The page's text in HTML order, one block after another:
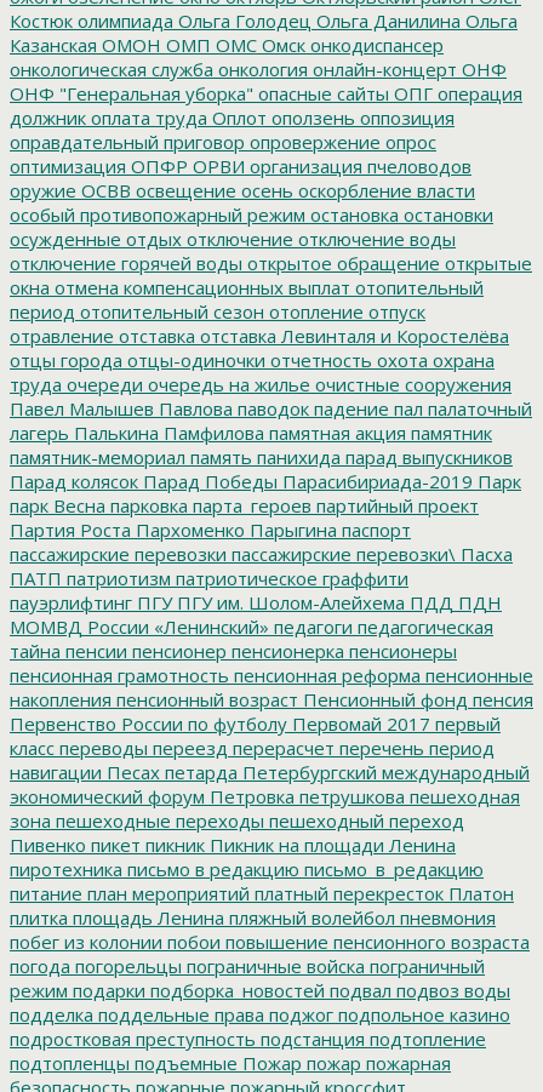
Костюк олимпиада Ольга Голодец Ольга Данилина Ольга
Казанская ОМОН ОМП ОМС Омск онкодиспансер
онкологическая служба онкология онлайн-концерт ОНФ
ОНФ "Генеральная уборка" опасные сайты ОПГ операция
должник оплата труда Оплот оползень оппозиция
оправдательный приговор опровержение опрос
оптимизация ОПФР ОРВИ организация пчеловодов
оружие ОСВВ освещение осень оскорбление власти
особый противопожарный режим остановка остановки
осужденные отдых отключение отключение воды
отключение горячей воды открытое обращение открытые
окна отмена компенсационных выплат отопительный
период отопительный сезон отопление отпуск
отравление отставка отставка Левинталя и Коростелёва
отцы города отцы-одиночки отчетность охота охрана
труда очереди очередь на жилье очистные сооружения
Павел Малышев Павлова паводок падение пал палаточный
лагерь Палькина Памфилова памятная акция памятник
памятник-мемориал память панихида парад выпускников
Парад колясок Парад Победы Парасибириада-2019 Парк
парк Весна парковка парта_героев партийный проект
Партия Роста Пархоменко Парыгина паспорт
пассажирские перевозки пассажирские перевозки\ Пасха
ПАТП патриотизм патриотическое граффити
пауэрлифтинг ПГУПГУ им. Шолом-Алейхема ПДД ПДН
МОМВД России «Ленинский» педагоги педагогическая
тайна пенсии пенсионер пенсионерка пенсионеры
пенсионная грамотность пенсионная реформа пенсионные
накопления пенсионный возраст Пенсионный фонд пенсия
Первенство России по футболу Первомай 2017 первый
класс переводы переезд перерасчет перечень период
навигации Песах петарда Петербургский международный
экономический форум Петровка петрушкова пешеходная
зона пешеходные переходы пешеходный переход
Пивенко пикет пикник Пикник на площади Ленина
пиротехника письмо в редакцию письмо_в_редакцию
питание план мероприятий платный перекресток Платон
плитка площадь Ленина пляжный волейбол пневмония
побег из колонии побои повышение пенсионного возраста
погода погорельцы пограничные войска пограничный
режим подарки подборка_новостей подвал подвоз воды
подделка поддельные права поджог подпольное казино
подростковая преступность подстанция подтопление
подтопленцы подъемные Пожар пожар пожарная
безопасность пожарные пожарный кроссфит